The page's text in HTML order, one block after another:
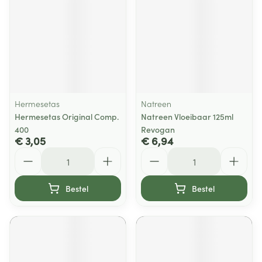
Hermesetas
Hermesetas Original Comp.
400
€ 3,05
Bestel
Natreen
Natreen Vloeibaar 125ml
Revogan
€ 6,94
Bestel